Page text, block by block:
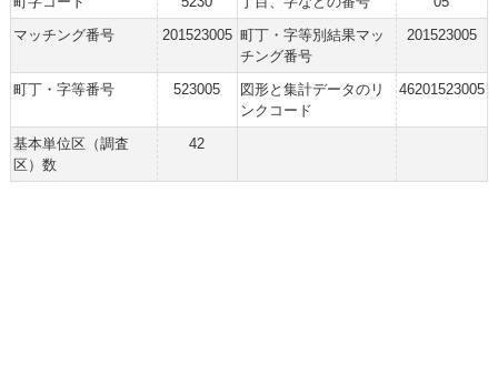
マッチング番号
201523005 町丁・字等別結果マッ
チング番号
201523005
町丁・字等番号 523005
図形と集計データのリ
ンクコード
46201523005
基本単位区（調査
区）数
42